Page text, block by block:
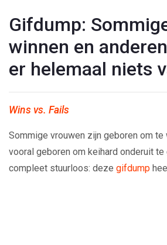
Gifdump:
winnen en
er helemaal niets
Wins vs. Fails
Sommige vrouwen zijn geboren om te
vooral geboren om keihard onderuit
compleet stuurloos: deze gifdump